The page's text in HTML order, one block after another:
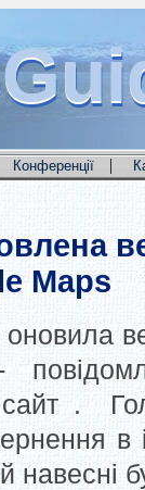
Конференції |
Maps
.
навесні